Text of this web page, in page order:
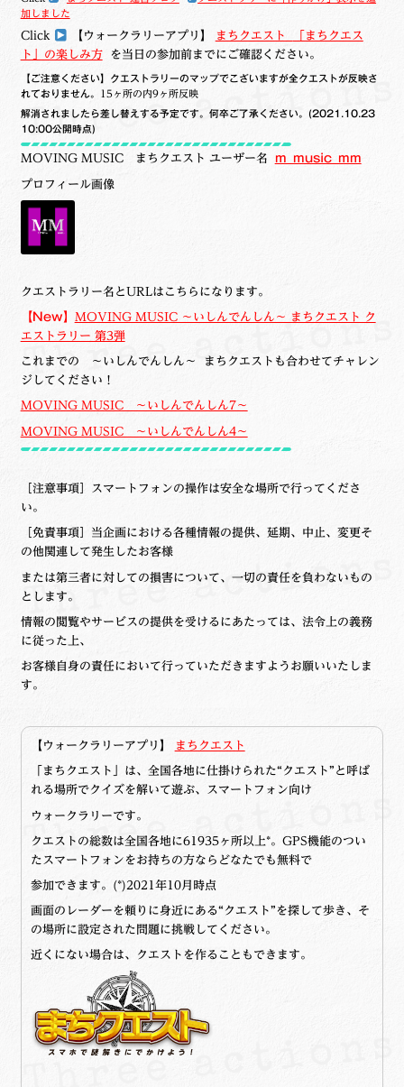
加しました
Click 【ウォークラリーアプリ】 まちクエスト
「まちクエス
ト」の楽しみ方を当日の参加前までにご確認ください。
【ご注意ください】クエストラリーのマップでこざいますが全クエストが反映さ
れておりません。
15ヶ所の内9ヶ所反映
解消されましたら差し替えする予定です。何卒ご了承ください。 (2021.10.23
10:00公開時点)
MOVING MUSIC まちクエスト ユーザー名 m_music_mm
プロフィール画像
クエストラリー名とURLはこちらになります。
【New】 MOVING MUSIC ～いしんでんしん～ まちクエスト ク
エストラリー 第3弾
これまでの ～いしんでんしん～ まちクエストも合わせてチャレン
ジしてください！
MOVING MUSIC ～いしんでんしん7～
MOVING MUSIC ～いしんでんしん4～
［注意事項］スマートフォンの操作は安全な場所で行ってくださ
い。
［免責事項］当企画における各種情報の提供、延期、中止、変更そ
の他関連して発生したお客様
または第三者に対しての損害について、 一切の責任を負わないもの
とします。
情報の閲覧やサービスの提供を受けるにあたっては、法令上の義務
に従った上、
お客様自身の責任において行っていただきますようお願いいたしま
す。
【ウォークラリーアプリ】 まちクエスト
「まちクエスト」は、全国各地に仕掛けられた“クエスト”と呼ば
れる場所でクイズを解いて遊ぶ、スマートフォン向け
ウォークラリーです。
クエストの総数は全国各地に61935ヶ所以上*。GPS機能のつい
たスマートフォンをお持ちの方ならどなたでも無料で
参加できます。(*)2021年10月時点
画面のレーダーを頼りに身近にある“クエスト”を探して歩き、そ
の場所に設定された問題に挑戦してください。
近くにない場合は、クエストを作ることもできます。